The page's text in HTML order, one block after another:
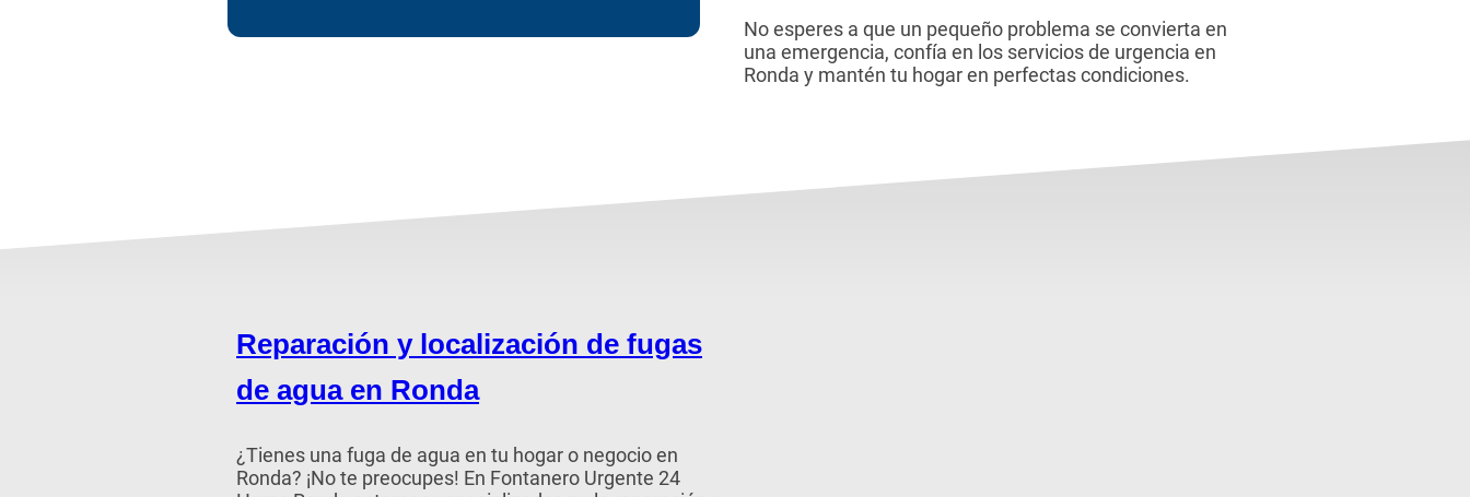
No esperes a que un pequeño problema se convierta en
una emergencia, confía en los servicios de urgencia en
Ronda y mantén tu hogar en perfectas condiciones.
Reparación y localización de fugas
de agua en Ronda
¿Tienes una fuga de agua en tu hogar o negocio en
Ronda? ¡No te preocupes! En Fontanero Urgente 24